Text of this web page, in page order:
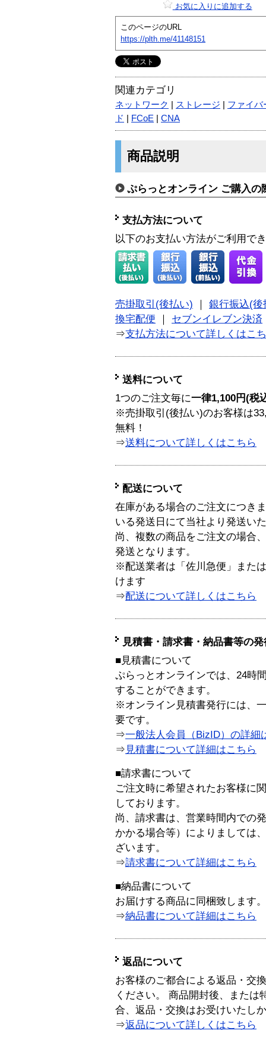
お気に入りに追加する
このページのURL
https://plth.me/41148151
関連カテゴリ
ネットワーク ストレージ
ファイバ
ド
FCoE CNA
商品説明
ぷらっとオンライン ご購入の
支払方法について
以下のお支払い方法がご利用で
売掛取引(後払い)
銀行振込(後
換宅配便
セブンイレブン決済
⇒支払方法について詳しくはこ
送料について
1つのご注文毎に一律1,100円(税
※売掛取引(後払い)のお客様は
無料！
⇒送料について詳しくはこちら
配送について
在庫がある場合のご注文につき
いる発送日にて当社より発送い
尚、複数の商品をご注文の場合
発送となります。
※配送業者は「佐川急便」また
けます
⇒配送について詳しくはこちら
見積書・請求書・納品書等の
■見積書について
ぷらっとオンラインでは、24時
することができます。
※オンライン見積書発行には、
要です。
⇒一般法人会員（BizID）の詳細
⇒ 見積書について詳細はこちら
■請求書について
ご注文時に希望されたお客様に
しております。
尚、請求書は、営業時間内での
かかる場合等）によりましては
ざいます。
⇒請求書について詳細はこちら
■納品書について
お届けする商品に同梱致します。
⇒納品書について詳細はこちら
返品について
お客様のご都合による返品・交
ください。 商品開封後、または
合、返品・交換はお受けいたし
⇒返品について詳しくはこちら